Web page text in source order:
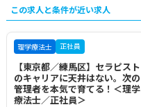
この求人と条件が近い求人
理学療法士 正社員
【東京都／練馬区】セラピスト
のキャリアに天井はない。次の
管理者を本気で育てる！＜理学
療法士／正社員＞